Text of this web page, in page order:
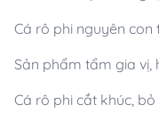
Cá rô phi nguyên
Sản phẩm tẩm gia vị,
Cá rô phi cắt khúc, bỏ